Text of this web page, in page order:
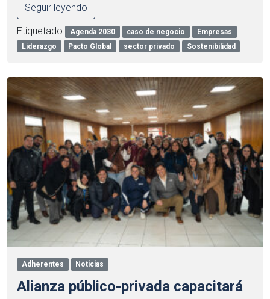
Seguir leyendo
Etiquetado Agenda 2030 caso de negocio
Empresas
Liderazgo
Pacto Global sector privado Sostenibilidad
Adherentes Noticias
Alianza público-privada capacitará